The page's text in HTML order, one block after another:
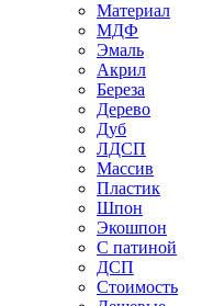
Материал
МДФ
Эмаль
Акрил
Береза
Дерево
Дуб
ЛДСП
Массив
Пластик
Шпон
Экошпон
С патиной
ДСП
Стоимость